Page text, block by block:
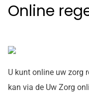
Online
U kunt online uw zorg
kan via de Uw Zorg